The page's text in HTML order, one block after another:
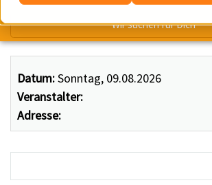
Datum:Sonntag, 09.08.2026
Veranstalter:
Adresse:
Wir suchen für Dich